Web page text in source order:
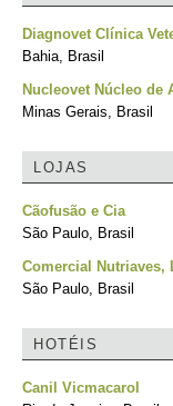
Diagnovet Clínica
Bahia, Brasil
Nucleovet Núcleo de
Minas Gerais, Brasil
LOJAS
Cãofusão e Cia
São Paulo, Brasil
Comercial Nutriaves,
São Paulo, Brasil
HOTÉIS
Canil Vicmacarol